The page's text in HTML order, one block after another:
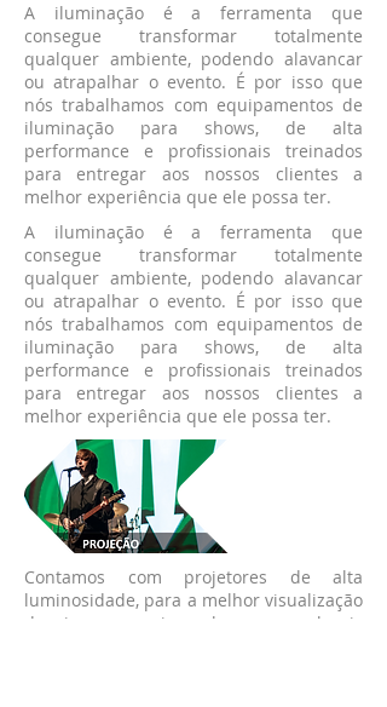
A iluminação é a ferramenta que
consegue transformar totalmente
qualquer ambiente, podendo alavancar
ou atrapalhar o evento. É por isso que
nós trabalhamos com equipamentos de
iluminação para shows, de alta
performance e profissionais treinados
para entregar aos nossos clientes a
melhor experiência que ele possa ter.
A iluminação é a ferramenta que
consegue transformar totalmente
qualquer ambiente, podendo alavancar
ou atrapalhar o evento. É por isso que
nós trabalhamos com equipamentos de
iluminação para shows, de alta
performance e profissionais treinados
para entregar aos nossos clientes a
melhor experiência que ele possa ter.
Contamos com projetores de alta
luminosidade, para a melhor visualização
das imagens sejam elas em em locais